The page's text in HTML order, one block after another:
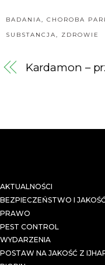
BADANIA, CHOROBA
SUBSTANCJA, ZDROWIE
Kardamon –
AKTUALNOŚCI
BEZPIECZEŃSTWO I
PRAWO
PEST CONTROL
WYDARZENIA
POSTAW NA JAKOŚĆ Z